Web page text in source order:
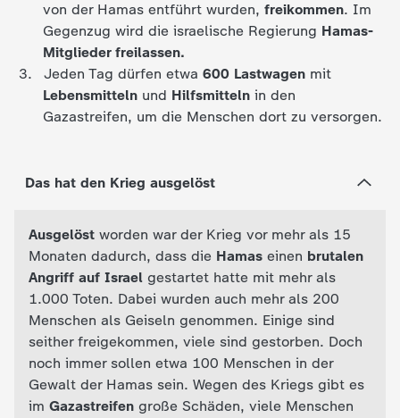
von der Hamas entführt wurden,freikommen. Im
Gegenzug wird die israelische Regierung Hamas-
Mitglieder freilassen.
Jeden Tag dürfen etwa600 Lastwagen mit
Lebensmitteln und Hilfsmitteln in den
Gazastreifen, um die Menschen dort zu versorgen.
Das hat den Krieg ausgelöst
Ausgelöst worden war der Krieg vor mehr als 15
Monaten dadurch, dass die Hamas einen brutalen
Angriff auf Israel gestartet hatte mit mehr als
1.000 Toten. Dabei wurden auch mehr als 200
Menschen als Geiseln genommen. Einige sind
seither freigekommen, viele sind gestorben. Doch
noch immer sollen etwa 100 Menschen in der
Gewalt der Hamas sein. Wegen des Kriegs gibt es
im Gazastreifen große Schäden, viele Menschen